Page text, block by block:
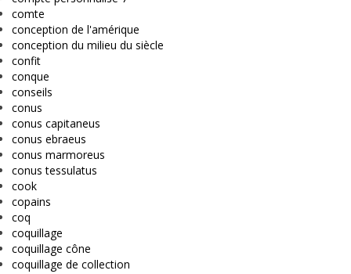
comte
conception de l'amérique
conception du milieu du siècle
confit
conque
conseils
conus
conus capitaneus
conus ebraeus
conus marmoreus
conus tessulatus
cook
copains
coq
coquillage
coquillage cône
coquillage de collection